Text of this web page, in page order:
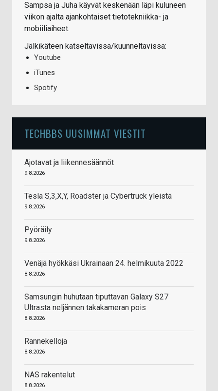
Sampsa ja Juha käyvät keskenään läpi kuluneen
viikon ajalta ajankohtaiset tietotekniikka- ja
mobiiliaiheet.
Jälkikäteen katseltavissa/kuunneltavissa:
Youtube
iTunes
Spotify
TECHBBS UUSIMMAT VIESTIT
Ajotavat ja liikennesäännöt
9.8.2026
Tesla S,3,X,Y, Roadster ja Cybertruck yleistä
9.8.2026
Pyöräily
9.8.2026
Venäjä hyökkäsi Ukrainaan 24. helmikuuta 2022
8.8.2026
Samsungin huhutaan tiputtavan Galaxy S27
Ultrasta neljännen takakameran pois
8.8.2026
Rannekelloja
8.8.2026
NAS rakentelut
8.8.2026